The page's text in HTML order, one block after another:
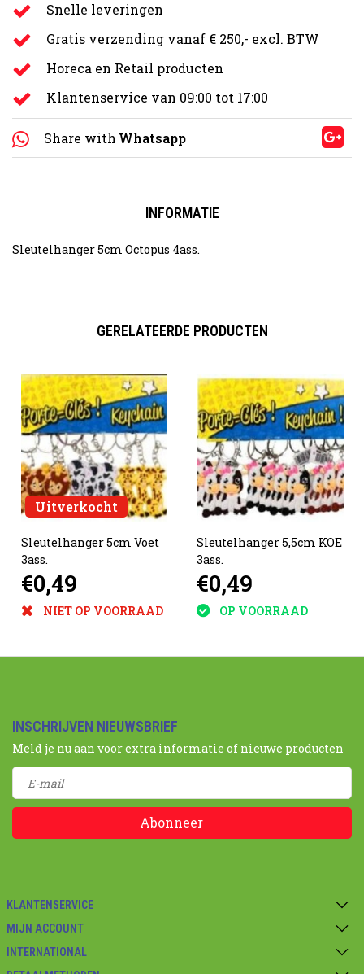
Snelle leveringen
Gratis verzending vanaf € 250,- excl. BTW
Horeca en Retail producten
Klantenservice van 09:00 tot 17:00
Share with Whatsapp
INFORMATIE
Sleutelhanger 5cm Octopus 4ass.
GERELATEERDE PRODUCTEN
Uitverkocht
Sleutelhanger 5cm Voet
3ass.
€0,49
NIET OP VOORRAAD
Sleutelhanger 5,5cm KOE
3ass.
€0,49
OP VOORRAAD
INSCHRIJVEN NIEUWSBRIEF
Meld je nu aan voor extra informatie of nieuwe producten
Abonneer
KLANTENSERVICE
MIJN ACCOUNT
INTERNATIONAL